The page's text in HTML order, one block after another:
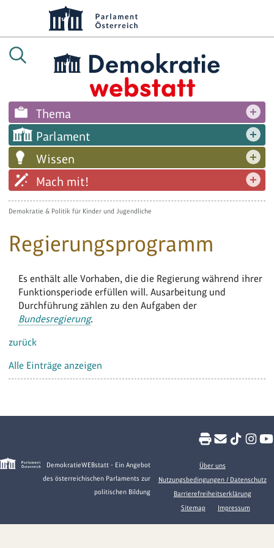
Thema
Parlament
Wissen
Mach mit!
Demokratie & Politik für Kinder und Jugendliche
Regierungsprogramm
Es enthält alle Vorhaben, die die Regierung während ihrer
Funktionsperiode erfüllen will. Ausarbeitung und
Durchführung zählen zu den Aufgaben der
Bundesregierung.
zurück
Alle Einträge anzeigen
DemokratieWEBstatt - Ein Angebot
des österreichischen Parlaments zur
politischen Bildung
Über uns
Nutzungsbedingungen / Datenschutz
Barrierefreiheitserklärung
Sitemap
Impressum